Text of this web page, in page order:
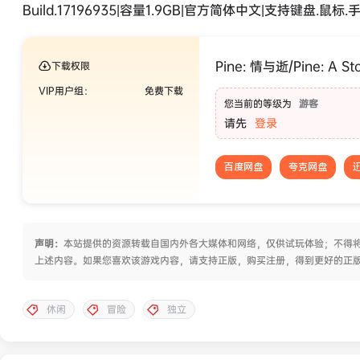
Build.17196935|容量1.9GB|官方简体中文|支持键盘.鼠标.
下载权限
VIP用户组：
免费下载
Pine: 情与逝/Pine: A
您当前的等级为 游客
请先 登录
百度网盘 夸克网盘
声明： 本站提供的资源转载自国内外各大媒体和网络，仅供试玩体验；不
上述内容。如果您喜欢该游戏内容，请支持正版，购买注册，得到更好的
休闲 冒险 独立